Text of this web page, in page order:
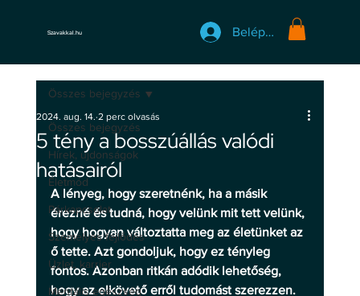
Szavakkal.hu Belépés
Összes bejegyzés
Hírek, újdonságok
Életmód
Párkapcsolat
Személyes fejlődés
Üzlet, karrier
Mentális egészség
Összes bejegyzés
5 tény a bosszúállás valódi
hatásairól
2024. aug. 14. 2 perc olvasás
A lényeg, hogy szeretnénk, ha a másik
érezné és tudná, hogy velünk mit tett velünk,
hogy hogyan változtatta meg az életünket az
ő tette. Azt gondoljuk, hogy ez tényleg
fontos. Azonban ritkán adódik lehetőség,
hogy az elkövető erről tudomást szerezzen.